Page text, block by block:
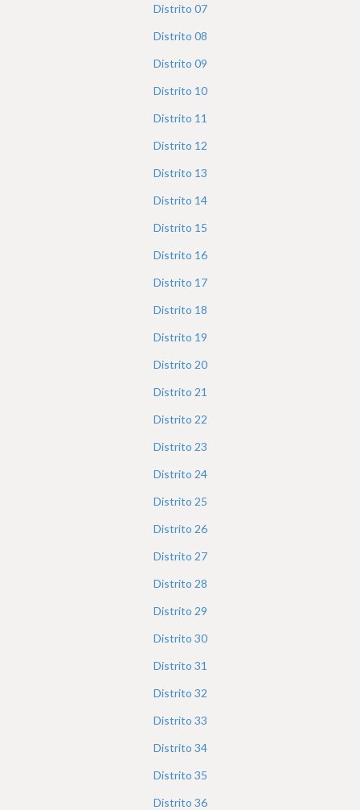
Distrito 07
Distrito 08
Distrito 09
Distrito 10
Distrito 11
Distrito 12
Distrito 13
Distrito 14
Distrito 15
Distrito 16
Distrito 17
Distrito 18
Distrito 19
Distrito 20
Distrito 21
Distrito 22
Distrito 23
Distrito 24
Distrito 25
Distrito 26
Distrito 27
Distrito 28
Distrito 29
Distrito 30
Distrito 31
Distrito 32
Distrito 33
Distrito 34
Distrito 35
Distrito 36